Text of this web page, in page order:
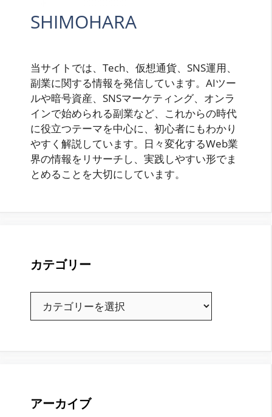
SHIMOHARA
当サイトでは、Tech、仮想通貨、SNS運用、
副業に関する情報を発信しています。AIツー
ルや暗号資産、SNSマーケティング、オンラ
インで始められる副業など、これからの時代
に役立つテーマを中心に、初心者にもわかり
やすく解説しています。日々変化するWeb業
界の情報をリサーチし、実践しやすい形でま
とめることを大切にしています。
カテゴリー
アーカイブ